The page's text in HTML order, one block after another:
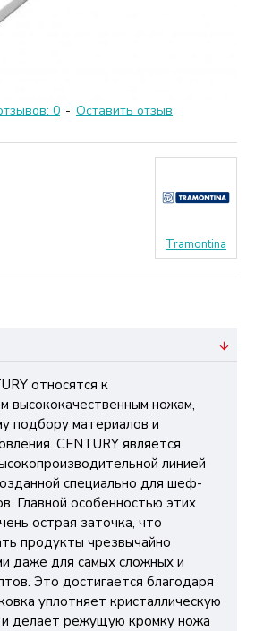
0 - Оставить отзыв
Tramontina
относятся к
высококачественным ножам,
подбору материалов и
CENTURY является
линией
специально для шеф-
Главной особенностью этих
острая заточка, что
продукты чрезвычайно
даже для самых сложных и
Это достигается благодаря
уплотняет кристаллическую
делает режущую кромку ножа